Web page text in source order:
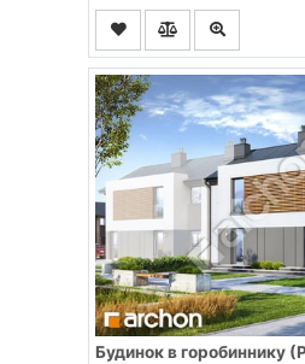
Будинок в горобиннику